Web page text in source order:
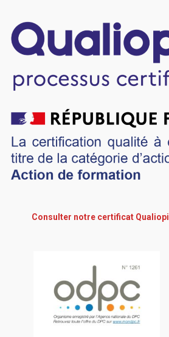
Consulter notre certificat Qualiopi